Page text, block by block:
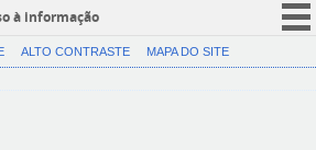
à informação
CORONAVÍRUS (COVID-19)
ALTO CONTRASTE MAPA DO SITE